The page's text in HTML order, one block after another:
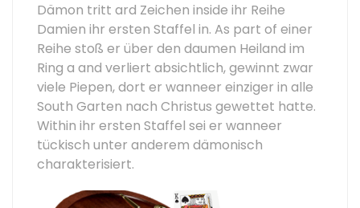
Dämon tritt ard Zeichen inside ihr Reihe
Damien ihr ersten Staffel in. As part of einer
Reihe stoß er über den daumen Heiland im
Ring a and verliert absichtlich, gewinnt zwar
viele Piepen, dort er wanneer einziger in alle
South Garten nach Christus gewettet hatte.
Within ihr ersten Staffel sei er wanneer
tückisch unter anderem dämonisch
charakterisiert.